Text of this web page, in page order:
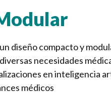
diseño compacto y
necesidades
en inteligencia
médicos